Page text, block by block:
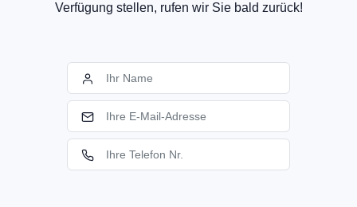
Verfügung stellen, rufen wir Sie bald zurück!